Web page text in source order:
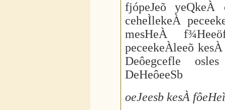
fjópeJeõ
ceheÌlekeÀ
mesHeÀ
peceekeÀleeõ
Deôegcefle
DeHeôeeSb
oeJeesb kesÀ